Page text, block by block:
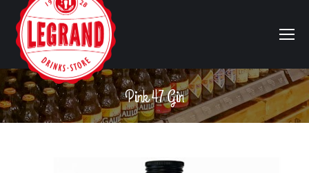
Pink 47 Gin
Vous êtes ici :